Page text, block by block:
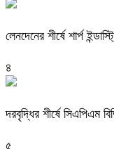
লেনদেনের শীর্ষে শার্প
৪
দরবৃদ্ধির শীর্ষে সিএপিএম
৫